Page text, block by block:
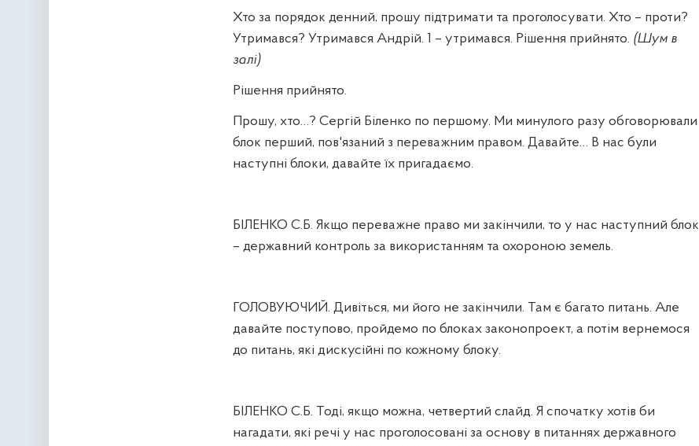
Хто за порядок денний, прошу підтримати та проголосувати. Хто – проти?
Утримався? Утримався Андрій. 1 – утримався. Рішення прийнято. (Шум в
залі)
Рішення прийнято.
Прошу, хто…? Сергій Біленко по першому. Ми минулого разу обговорювали
блок перший, пов'язаний з переважним правом. Давайте… В нас були
наступні блоки, давайте їх пригадаємо.
БІЛЕНКО С.Б. Якщо переважне право ми закінчили, то у нас наступний блок
– державний контроль за використанням та охороною земель.
ГОЛОВУЮЧИЙ. Дивіться, ми його не закінчили. Там є багато питань. Але
давайте поступово, пройдемо по блоках законопроект, а потім вернемося
до питань, які дискусійні по кожному блоку.
БІЛЕНКО С.Б. Тоді, якщо можна, четвертий слайд. Я спочатку хотів би
нагадати, які речі у нас проголосовані за основу в питаннях державного